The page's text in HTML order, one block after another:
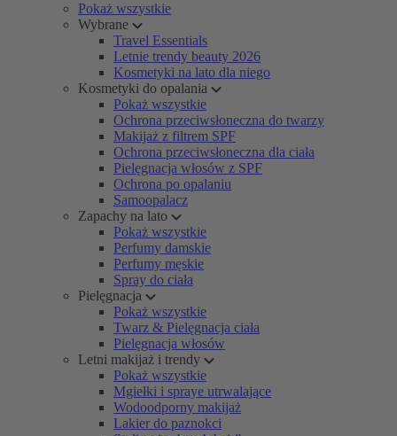
Pokaż wszystkie
Wybrane
Travel Essentials
Letnie trendy beauty 2026
Kosmetyki na lato dla niego
Kosmetyki do opalania
Pokaż wszystkie
Ochrona przeciwsłoneczna do twarzy
Makijaż z filtrem SPF
Ochrona przeciwsłoneczna dla ciała
Pielęgnacja włosów z SPF
Ochrona po opalaniu
Samoopalacz
Zapachy na lato
Pokaż wszystkie
Perfumy damskie
Perfumy męskie
Spray do ciała
Pielęgnacja
Pokaż wszystkie
Twarz & Pielęgnacja ciała
Pielęgnacja włosów
Letni makijaż i trendy
Pokaż wszystkie
Mgiełki i spraye utrwalające
Wodoodporny makijaż
Lakier do paznokci